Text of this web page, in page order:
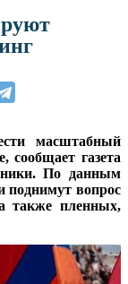
масштабный
газета
По данным
поднимут вопрос
также пленных,